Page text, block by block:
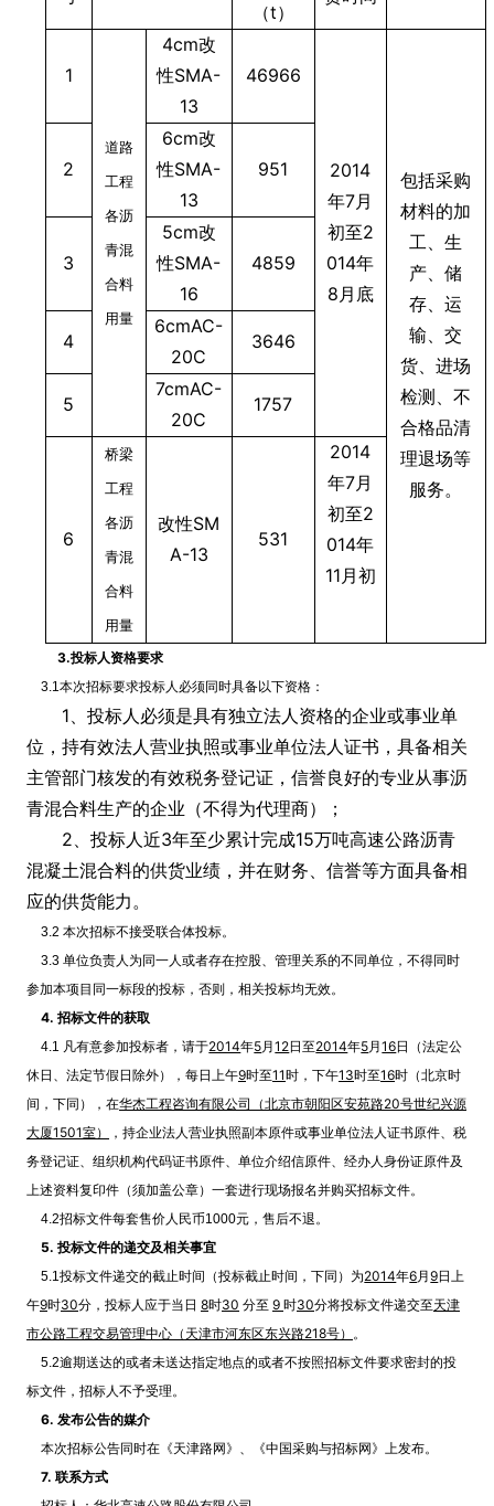
（t）
1
道路
工程
各沥
青混
合料
用量
4cm改
性SMA-
13
46966
2014
年7月
初至2
014年
8月底
包括采购
材料的加
工、生
产、储
存、运
输、交
货、进场
检测、不
合格品清
理退场等
服务。
2
6cm改
性SMA-
13
951
3
5cm改
性SMA-
16
4859
4
6cmAC-
20C
3646
5
7cmAC-
20C
1757
6
桥梁
工程
各沥
青混
合料
用量
改性SM
A-13
531
2014
年7月
初至2
014年
11月初
3.投标人资格要求
3.1本次招标要求投标人必须同时具备以下资格：
1、投标人必须是具有独立法人资格的企业或事业单
位，持有效法人营业执照或事业单位法人证书，具备相关
主管部门核发的有效税务登记证，信誉良好的专业从事沥
青混合料生产的企业（不得为代理商）；
2、投标人近3年至少累计完成15万吨高速公路沥青
混凝土混合料的供货业绩，并在财务、信誉等方面具备相
应的供货能力。
3.2 本次招标不接受联合体投标。
3.3 单位负责人为同一人或者存在控股、管理关系的不同单位，不得同时
参加本项目同一标段的投标，否则，相关投标均无效。
4.招标文件的获取
4.1 凡有意参加投标者，请于2014年5月12日至2014年5月16日（法定公
休日、法定节假日除外），每日上午9时至11 时，下午13时至16时（北京时
间，下同），在华杰工程咨询有限公司（北京市朝阳区安苑路20号世纪兴源
大厦1501室）
，持企业法人营业执照副本原件或事业单位法人证书原件、税
务登记证、组织机构代码证书原件、单位介绍信原件、经办人身份证原件及
上述资料复印件（须加盖公章）一套进行现场报名并购买招标文件。
4.2招标文件每套售价人民币1000元，售后不退。
5.投标文件的递交及相关事宜
5.1投标文件递交的截止时间（投标截止时间，下同）为2014年6月9日上
午9时30分，投标人应于当日 8时30 分至 9 时30分将投标文件递交至天津
市公路工程交易管理中心（天津市河东区东兴路218号） 。
5.2逾期送达的或者未送达指定地点的或者不按照招标文件要求密封的投
标文件，招标人不予受理。
6.发布公告的媒介
本次招标公告同时在《天津路网》、《中国采购与招标网》上发布。
7.联系方式